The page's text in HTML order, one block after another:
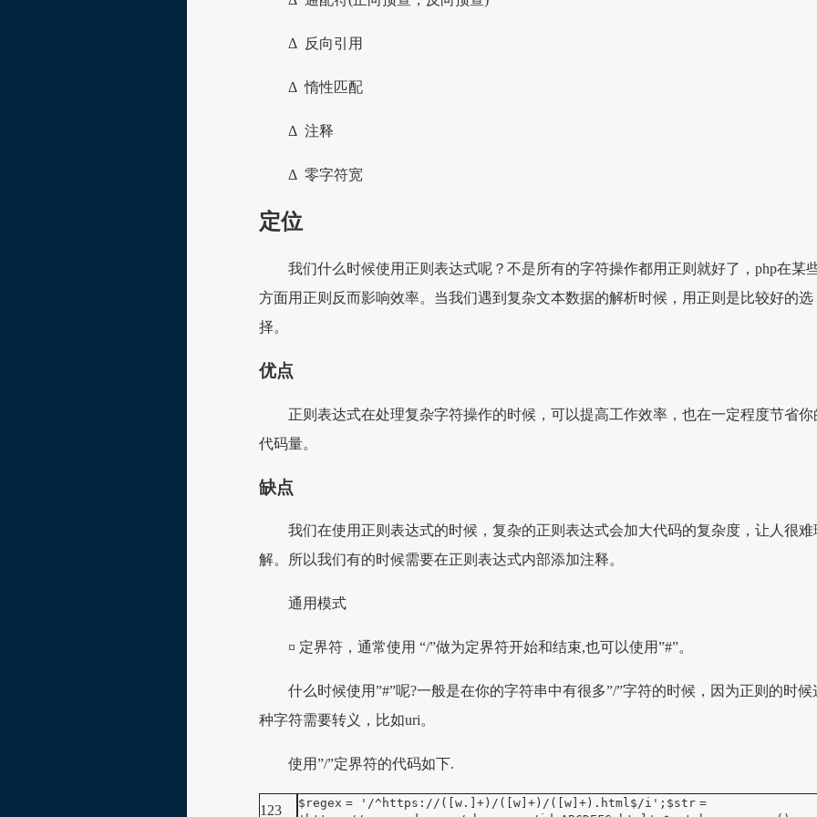
Δ 反向引用
Δ 惰性匹配
Δ 注释
Δ 零字符宽
定位
我们什么时候使用正则表达式呢？不是所有的字符操作都用正则就好了，php在某
方面用正则反而影响效率。当我们遇到复杂文本数据的解析时候，用正则是比较好的选
择。
优点
正则表达式在处理复杂字符操作的时候，可以提高工作效率，也在一定程度节省你
代码量。
缺点
我们在使用正则表达式的时候，复杂的正则表达式会加大代码的复杂度，让人很难
解。所以我们有的时候需要在正则表达式内部添加注释。
通用模式
¤ 定界符，通常使用 “/”做为定界符开始和结束,也可以使用”#”。
什么时候使用”#”呢?一般是在你的字符串中有很多”/”字符的时候，因为正则的时候
种字符需要转义，比如uri。
使用”/”定界符的代码如下.
123 $regex = '/^https://([w.]+)/([w]+)/([w]+).html$/i' ; $str =